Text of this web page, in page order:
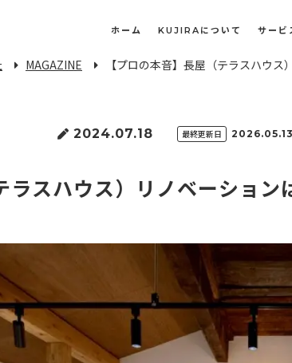
ホーム KUJIRAについて サービ
MAGAZINE 【プロの本音】長屋（テラスハウ
2024.07.18 最終更新日 2026.05.13
ラスハウス）リノベーショ